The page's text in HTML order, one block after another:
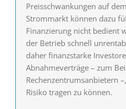
Preisschwankungen auf
Strommarkt können dazu
Finanzierung nicht bedient
der Betrieb schnell
daher finanzstarke
Abnahmeverträge – zum
Rechenzentrumsanbietern
Risiko tragen zu können.